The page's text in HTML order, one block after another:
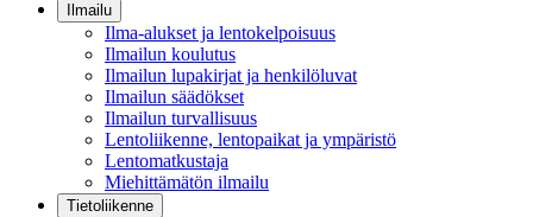
Ilmailu
Ilma-alukset ja lentokelpoisuus
Ilmailun koulutus
Ilmailun lupakirjat ja henkilöluvat
Ilmailun säädökset
Ilmailun turvallisuus
Lentoliikenne, lentopaikat ja ympäristö
Lentomatkustaja
Miehittämätön ilmailu
Tietoliikenne